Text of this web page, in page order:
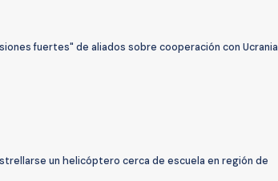
fuertes" de aliados sobre cooperación con Ucrania
un helicóptero cerca de escuela en región de